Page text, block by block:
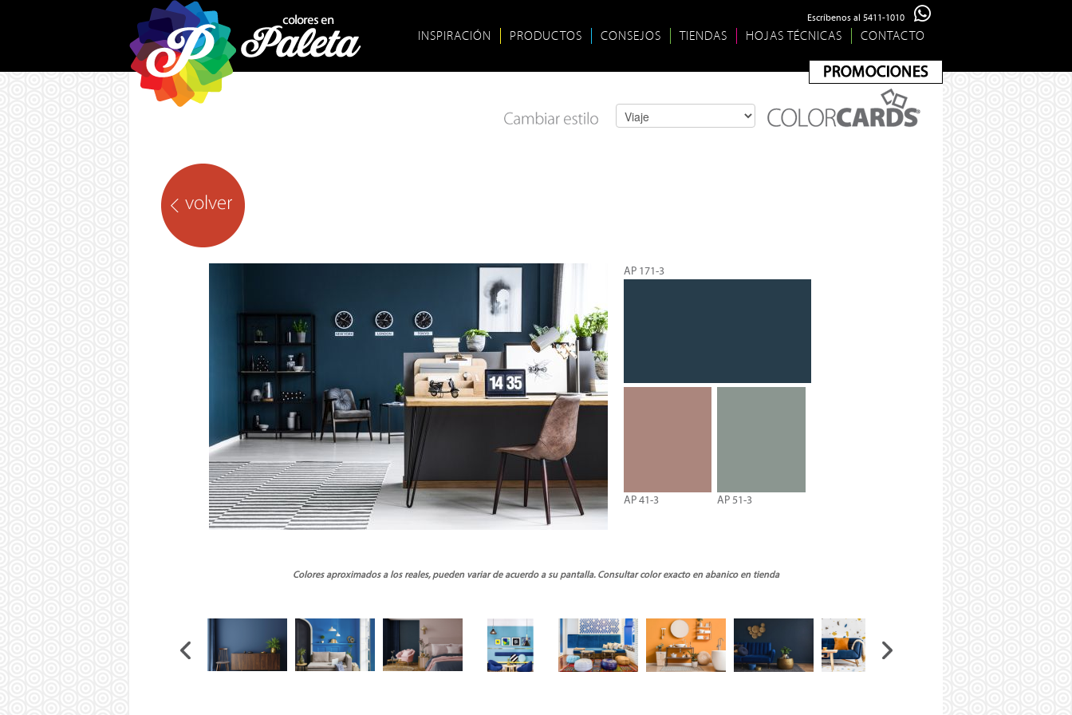
INSPIRACIÓN PRODUCTOS CONSEJOS TIENDAS HOJAS TÉCNICAS CONTACTO
Escríbenos al 5411-1010
AP 171-3
AP 41-3 AP 51-3
Colores aproximados a los reales, pueden variar de acuerdo a su pantalla. Consultar color exacto en abanico en tienda